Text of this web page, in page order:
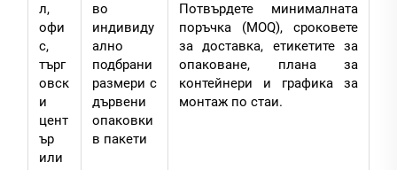
л,
офи
с,
търг
овск
и
цент
ър
или
во
индивиду
ално
подбрани
размери с
дървени
опаковки
в пакети
Потвърдете минималната
поръчка (MOQ), сроковете
за доставка, етикетите за
опаковане, плана за
контейнери и графика за
монтаж по стаи.